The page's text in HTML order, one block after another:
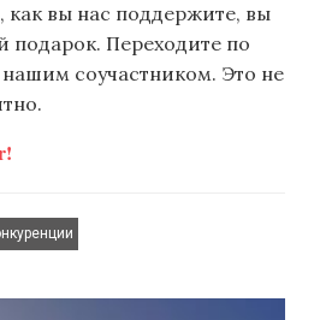
как вы нас поддержите, вы
подарок. Переходите по
нашим соучастником. Это не